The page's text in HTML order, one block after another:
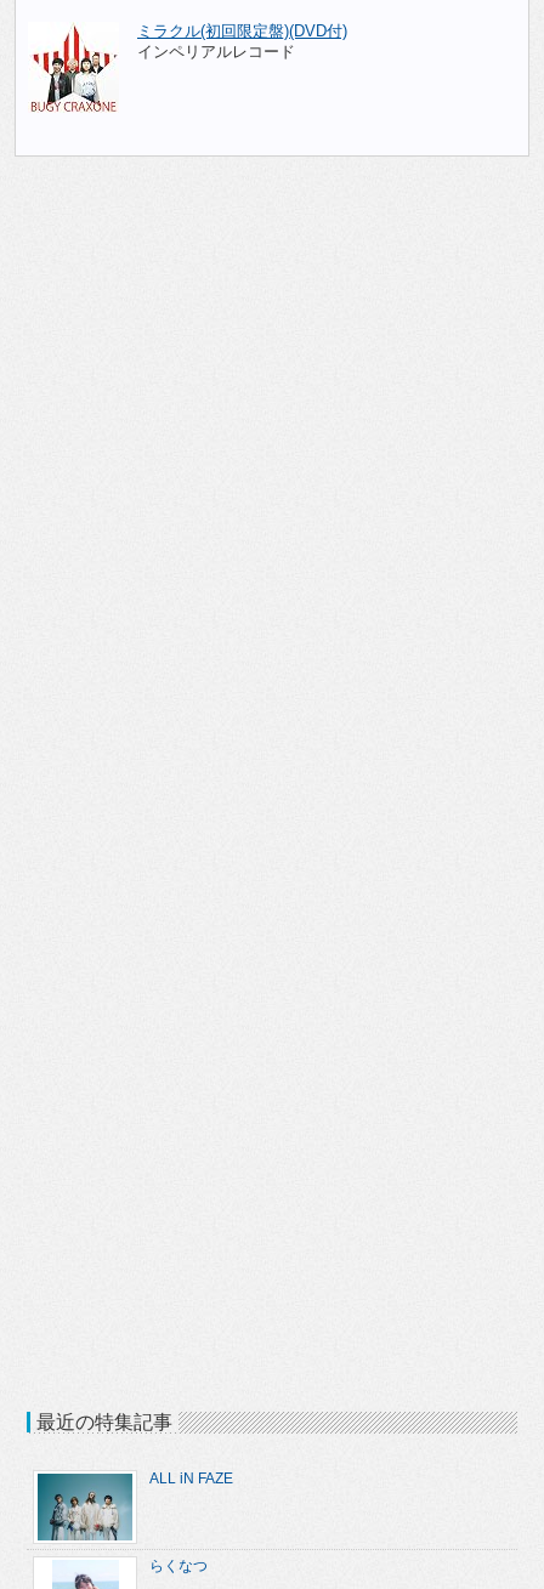
ミラクル(初回限定盤)(DVD付)
インペリアルレコード
最近の特集記事
ALL iN FAZE
らくなつ